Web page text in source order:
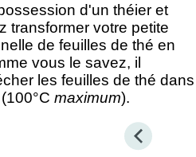
d'un théier et
transformer votre petite
de feuilles de thé en
vous le savez, il
les feuilles de thé dans
maximum).
avez récolté 500 g de
de temps allez